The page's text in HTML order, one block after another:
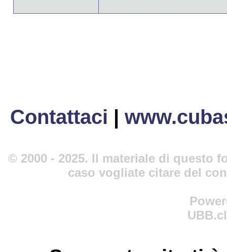
Contattaci |
© 2000 - 2025. Il materiale di questo
caso vogliate citare del